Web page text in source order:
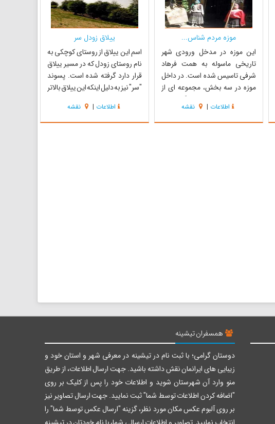
موزه مردم شناس...
این موزه در مدخل ورودی شهر
تاریخی ماسوله به همت فرهاد
شرفی تاسیس شده است. در داخل
موزه در سه بخش، مجموعه ای از
اشیای مربوط به فرهنگ مردم
ماسوله به نمایش گذاشته شده
است. بخش اول اسناد و وسایل
اطلاعات | نقشه
ییلاق زودل سر
اسم این ییلاق از روستای کوچکی به
نام روستای زودل که در مسیر ییلاق
قرار دارد گرفته شده است. پسوند
"سر" نیز به دلیل اینکه این ییلاق بالاتر
روستا قرار دارد به اسم روستا اضافه
شده است. معمولا مردم هر روستا
اطلاعات | نقشه
همسفران تیشینه
دوستان گرامی؛ با ثبت نام در تیشینه در معرفی شهر و استان خود و
زیبایی های ایرانمان نقش داشته باشید. جهت ارسال اطلاعات، از طریق
منو وارد آن شهرستان شوید و اطلاعات خود را پس از کلیک بر روی
"اضافه کردن اطلاعات توسط شما" ثبت نمایید. جهت ارسال تصاویر نیز
بر روی آلبوم عکس مکان مورد نظر، گزینه "ارسال عکس توسط شما" را